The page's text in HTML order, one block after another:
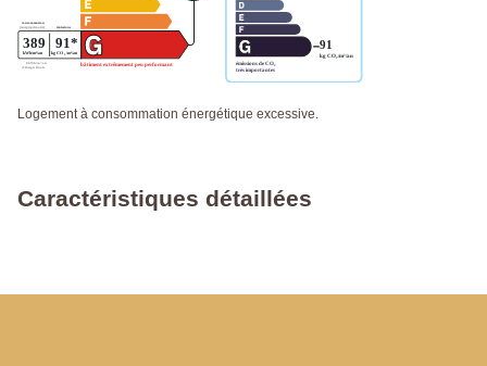
Logement à consommation énergétique excessive.
Caractéristiques détaillées